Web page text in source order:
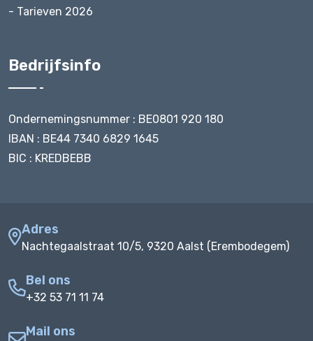
- Tarieven 2026
Bedrijfsinfo
Ondernemingsnummer : BE0801 920 180
IBAN : BE44 7340 6829 1645
BIC : KREDBEBB
Adres
Nachtegaalstraat 10/5, 9320 Aalst (Erembodegem)
Bel ons
+32 53 71 11 74
Mail ons